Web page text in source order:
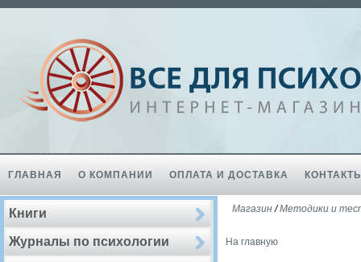
ГЛАВНАЯ О КОМПАНИИ ОПЛАТА И ДОСТАВКА
Книги
Журналы по психологии
Магазин/Методики и
На главную